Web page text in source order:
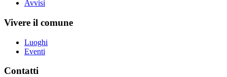
Avvisi
Vivere il comune
Luoghi
Eventi
Contatti